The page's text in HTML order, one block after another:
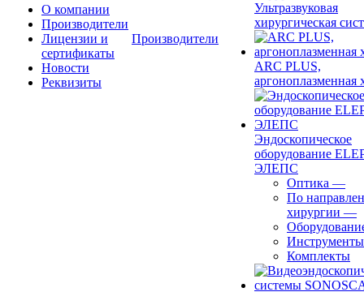
О компании
Производители
Лицензии и
сертификаты
Новости
Реквизиты
Производители
Ультразвуковая
хирургическая
ARC PLUS,
аргоноплазменная
Эндоскопическое
оборудование
ЭЛЕПС
Оптика —
По
хирургии —
Инструменты
Комплекты